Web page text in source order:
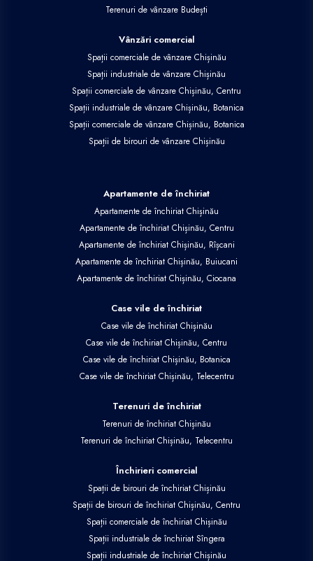
Terenuri de vânzare Budești
Vânzări comercial
Spații comerciale de vânzare Chișinău
Spații industriale de vânzare Chișinău
Spații comerciale de vânzare Chișinău, Centru
Spații industriale de vânzare Chișinău, Botanica
Spații comerciale de vânzare Chișinău, Botanica
Spații de birouri de vânzare Chișinău
Apartamente de închiriat
Apartamente de închiriat Chișinău
Apartamente de închiriat Chișinău, Centru
Apartamente de închiriat Chișinău, Rîșcani
Apartamente de închiriat Chișinău, Buiucani
Apartamente de închiriat Chișinău, Ciocana
Case vile de închiriat
Case vile de închiriat Chișinău
Case vile de închiriat Chișinău, Centru
Case vile de închiriat Chișinău, Botanica
Case vile de închiriat Chișinău, Telecentru
Terenuri de închiriat
Terenuri de închiriat Chișinău
Terenuri de închiriat Chișinău, Telecentru
Închirieri comercial
Spații de birouri de închiriat Chișinău
Spații de birouri de închiriat Chișinău, Centru
Spații comerciale de închiriat Chișinău
Spații industriale de închiriat Sîngera
Spații industriale de închiriat Chișinău